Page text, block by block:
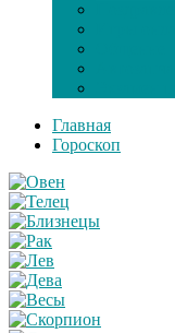
Главная
Гороскоп